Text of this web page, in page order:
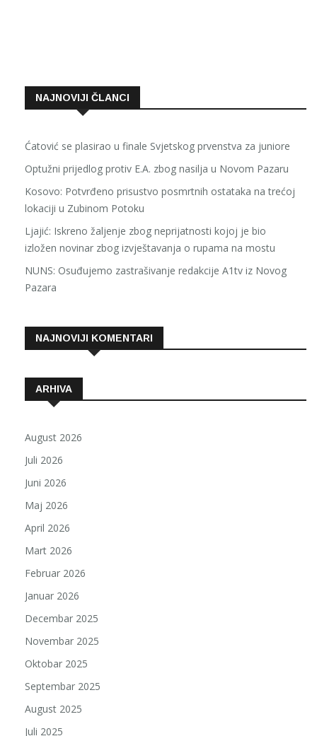
NAJNOVIJI ČLANCI
Ćatović se plasirao u finale Svjetskog prvenstva za juniore
Optužni prijedlog protiv E.A. zbog nasilja u Novom Pazaru
Kosovo: Potvrđeno prisustvo posmrtnih ostataka na trećoj
lokaciji u Zubinom Potoku
Ljajić: Iskreno žaljenje zbog neprijatnosti kojoj je bio
izložen novinar zbog izvještavanja o rupama na mostu
NUNS: Osuđujemo zastrašivanje redakcije A1tv iz Novog
Pazara
NAJNOVIJI KOMENTARI
ARHIVA
August 2026
Juli 2026
Juni 2026
Maj 2026
April 2026
Mart 2026
Februar 2026
Januar 2026
Decembar 2025
Novembar 2025
Oktobar 2025
Septembar 2025
August 2025
Juli 2025